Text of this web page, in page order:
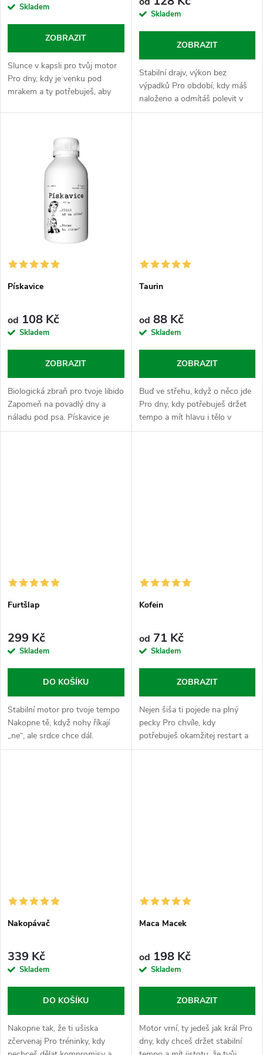
d
u
k
t
o
u
k
Skladem
ZOBRAZIT
Slunce v kapsli pro tvůj motor
Pro dny, kdy je venku pod
mrakem a ty potřebuješ, aby
Skladem
ZOBRAZIT
Stabilní drajv, výkon bez
výpadků Pro období, kdy máš
naloženo a odmítáš polevit v
práci, v gymu nebo kdekoli
Pískavice
od 108 Kč
Skladem
ZOBRAZIT
Biologická zbraň pro tvoje libido
Zapomeň na povadlý dny a
náladu pod psa. Pískavice je
tvůj vnitřní kormidelník, kterej ti
Taurin
od 88 Kč
Skladem
ZOBRAZIT
Buď ve střehu, když o něco jde
Pro dny, kdy potřebuješ držet
tempo a mít hlavu i tělo v
pohotovosti. Taurin je tvůj
Furtšlap
299 Kč
Skladem
DO KOŠÍKU
Stabilní motor pro tvoje tempo
Nakopne tě, když nohy říkají
„ne“, ale srdce chce dál.
Furtšlap je vyladěný kombo
Kofein
od 71 Kč
Skladem
ZOBRAZIT
Nejen šiša ti pojede na plný
pecky Pro chvíle, kdy
potřebuješ okamžitej restart a
hlavu v pohotovostním režimu
Nakopávač
339 Kč
Skladem
DO KOŠÍKU
Nakopne tak, že ti ušiska
zčervenaj Pro tréninky, kdy
Maca Macek
od 198 Kč
Skladem
ZOBRAZIT
Motor vrní, ty jedeš jak král Pro
dny, kdy chceš držet stabilní